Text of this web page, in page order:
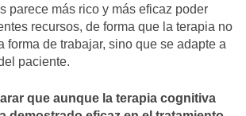
parece más rico y más eficaz poder
recursos, de forma que la terapia no
forma de trabajar, sino que se adapte a
paciente.
que aunque la terapia cognitiva